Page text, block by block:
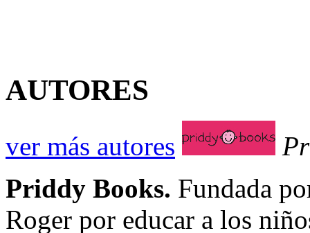
AUTORES
ver más autores
Priddy Books. Fundada
Roger por educar a los